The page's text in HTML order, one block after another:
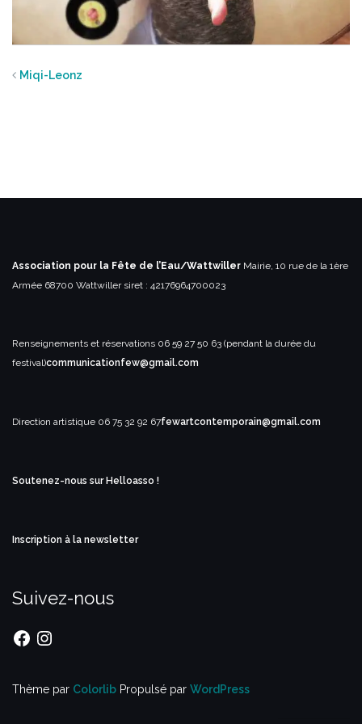
Miqi-Leonz
Association pour la Fête de l’Eau/Wattwiller Mairie, 10 rue de la 1ère
Armée 68700 Wattwillersiret : 42176964700023
Renseignements et réservations 06 59 27 50 63 (pendant la durée du
festival)communicationfew@gmail.com
Direction artistique 06 75 32 92 67fewartcontemporain@gmail.com
Soutenez-nous sur Helloasso !
Inscription à la newsletter
Suivez-nous
FacebookInstagram
Thème par Colorlib Propulsé par WordPress